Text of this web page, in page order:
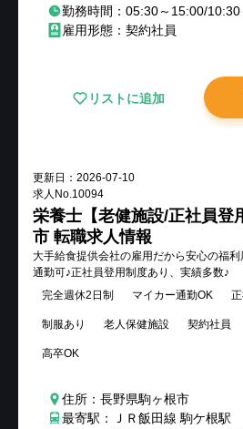
勤務時間：05:30～15:00/
雇用形態：契約社員
リストに追加
更新日： 2026-07-10
求人No.10094
栄養士【老健施設/正社員登
市 転職求人情報
大手給食提供会社の雇用だから安心の福
通勤可♪正社員登用制度あり、実績多数♪
完全週休2日制
マイカー通勤OK
制服あり 老人保健施設 契約社員
高卒OK
住所：長野県駒ヶ根市
最寄駅：ＪＲ飯田線 駒ケ根駅